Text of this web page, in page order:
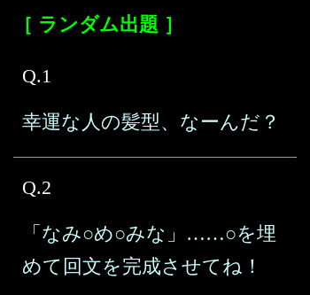
［ ランダム出題 ］
Q.1
幸運な人の髪型、なーんだ？
Q.2
「なみ○め○みな」……○を埋
めて回文を完成させてね！